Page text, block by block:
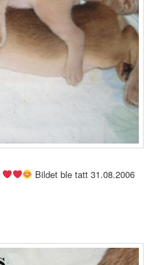
Bildet ble tatt 31.08.2006